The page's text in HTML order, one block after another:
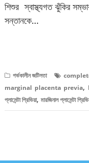
শিশুর স্বাস্থ্যগত ঝুঁকির
সন্তানকে…
গর্ভকালীন জটিলতা
marginal placenta previa,
প্লাসেন্টা প্রিভিয়া,মারজিনাল প্লাসেন্টা